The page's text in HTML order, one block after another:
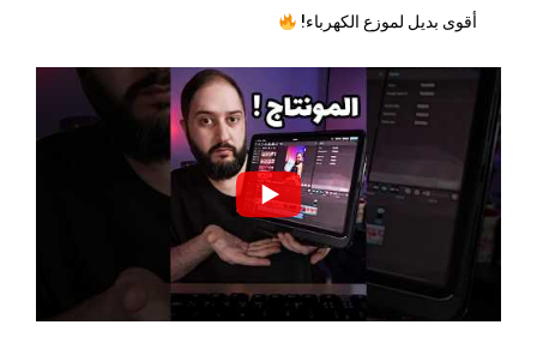
أقوى بديل لموزع الكهرباء!